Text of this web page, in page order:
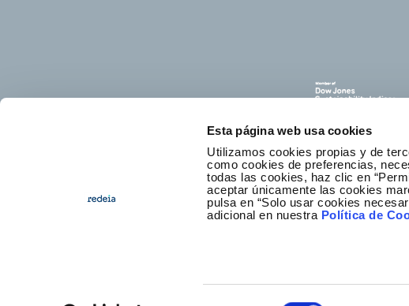
Esta página web usa cookies
Utilizamos cookies propias y de
como cookies de preferencias,
todas las cookies, haz clic en
aceptar únicamente las cookies
pulsa en “Solo usar cookies
adicional en nuestra Política de
Ethics